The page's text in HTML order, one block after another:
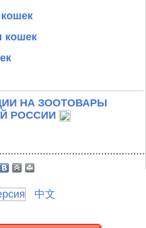
кошек
НА ЗООТОВАРЫ
РОССИИ
中文